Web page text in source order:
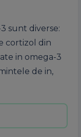
sunt diverse:
cortizol din
in omega-3
de in,